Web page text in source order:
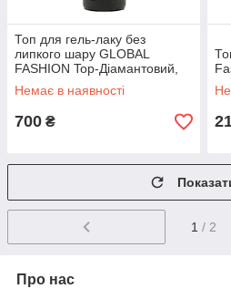
Топ для гель-лаку без
липкого шару GLOBAL
FASHION Top-Діамантовий,
100 мл
Немає в наявності
700 ₴
1 / 2
Про нас